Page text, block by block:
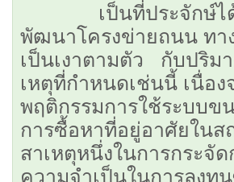
เป็นที่ประจักษ์ได้ชั
พัฒนาโครงข่ายถนน ทา
เป็นเงาตามตัว กับปริม
เหตุที่กำหนดเช่นนี้ เนื่อ
พฤติกรรมการใช้ระบบข
การซื้อหาที่อยู่อาศัยในส
สาเหตุหนึ่งในการกระจั
ความจำเป็นในการลงทุ